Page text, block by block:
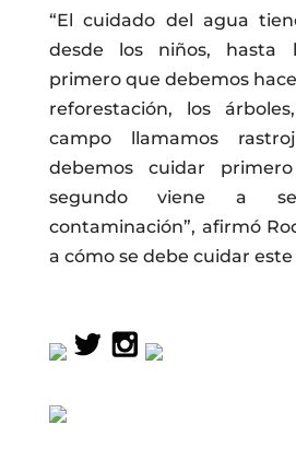
“El cuidado del agua
desde los niños, hasta
primero que debemos
reforestación, los
campo llamamos
debemos cuidar
segundo viene a
contaminación”, afirmó
a cómo se debe cuidar